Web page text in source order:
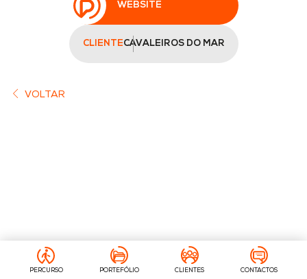
WEBSITE
CLIENTECAVALEIROS DO MAR
VOLTAR
PERCURSO PORTEFÓLIO CLIENTES CONTACTOS